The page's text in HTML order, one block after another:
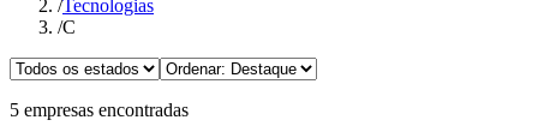
/Tecnologias
/C
5 empresas encontradas